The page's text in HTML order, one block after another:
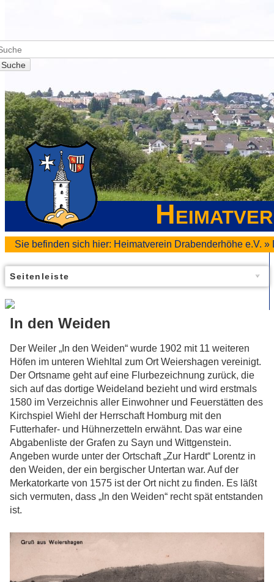
Suche
Sie befinden sich hier: Heimatverein Drabenderhöhe e.V. »
Seitenleiste
In den Weiden
Der Weiler „In den Weiden“ wurde 1902 mit 11 weiteren
Höfen im unteren Wiehltal zum Ort Weiershagen vereinigt.
Der Ortsname geht auf eine Flurbezeichnung zurück, die
sich auf das dortige Weideland bezieht und wird erstmals
1580 im Verzeichnis aller Einwohner und Feuerstätten des
Kirchspiel Wiehl der Herrschaft Homburg mit den
Futterhafer- und Hühnerzetteln erwähnt. Das war eine
Abgabenliste der Grafen zu Sayn und Wittgenstein.
Angeben wurde unter der Ortschaft „Zur Hardt“ Lorentz in
den Weiden, der ein bergischer Untertan war. Auf der
Merkatorkarte von 1575 ist der Ort nicht zu finden. Es läßt
sich vermuten, dass „In den Weiden“ recht spät entstanden
ist.